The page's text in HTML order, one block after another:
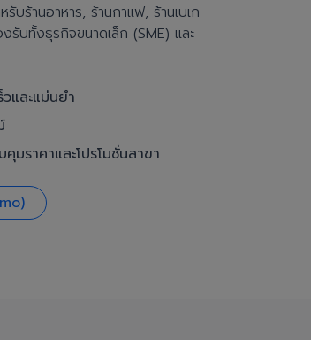
หรับร้านอาหาร, ร้านกาแฟ, ร้านเบเก
รับทั้งธุรกิจขนาดเล็ก (SME) และ
และแม่นยำ
ราคาและโปรโมชั่นสาขา